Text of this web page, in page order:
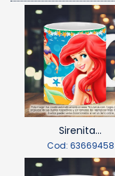
Sirenita...
Cod: 63669458